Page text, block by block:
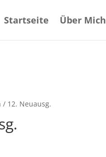
Startseite Über Mich
12. Neuausg.